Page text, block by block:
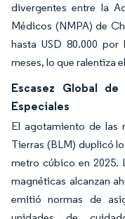
divergentes entre la
Médicos (NMPA) de
hasta USD 80.000
meses, lo que ralentiza
Escasez Global
Especiales
El agotamiento de las
Tierras (BLM) duplicó
metro cúbico en 2025.
magnéticas alcanzan
emitió normas de